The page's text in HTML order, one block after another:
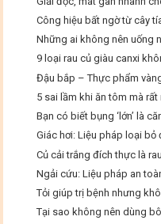
Công hiệu bất ngờ từ cây
Những ai không nên uống
9 loại rau củ giàu canxi
Đậu bắp – Thực phẩm
5 sai lầm khi ăn tôm mà rất
Bạn có biết bụng ‘lớn’ là
Giác hơi: Liệu pháp loại bỏ
Củ cải trắng đích thực là
Ngải cứu: Liệu pháp an
Tỏi giúp trị bệnh nhưng
Tại sao không nên dùng